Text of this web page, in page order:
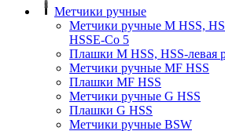
Метчики ручные
Метчики ручные M HSS,
HSSE-Co 5
Плашки M HSS, HSS-левая
Метчики ручные MF HSS
Плашки MF HSS
Метчики ручные G HSS
Плашки G HSS
Метчики ручные BSW